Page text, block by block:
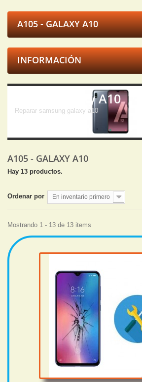
A105 - GALAXY A10
INFORMACIÓN
A105 - Galaxy A10
Reparar samsung galaxy a10
A105 - GALAXY A10
Hay 13 productos.
Ordenar por En inventario primero
Mostrando 1 - 13 de 13 items